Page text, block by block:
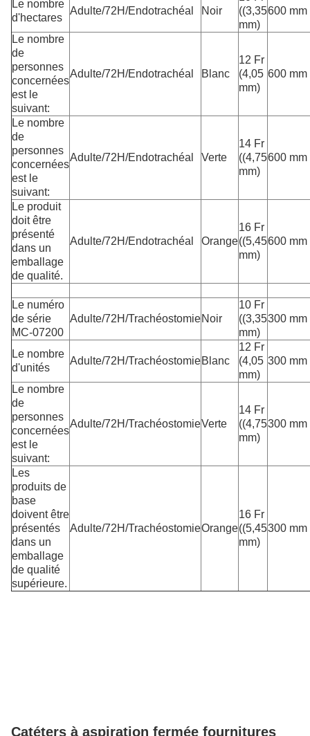
Le nombre
d'hectares
Adulte/72H/Endotrachéal Noir
((3,35
mm)
600 mm
Le nombre
de
personnes
concernées
est le
suivant:
Adulte/72H/Endotrachéal Blanc
12 Fr
(4,05
mm)
600 mm
Le nombre
de
personnes
concernées
est le
suivant:
Adulte/72H/Endotrachéal Verte
14 Fr
((4,75
mm)
600 mm
Le produit
doit être
présenté
dans un
emballage
de qualité.
Adulte/72H/Endotrachéal Orange
16 Fr
((5,45
mm)
600 mm
Le numéro
de série
MC-07200
Adulte/72H/TrachéostomieNoir
10 Fr
((3,35
mm)
300 mm
Le nombre
d'unités
Adulte/72H/TrachéostomieBlanc
12 Fr
(4,05
mm)
300 mm
Le nombre
de
personnes
concernées
est le
suivant:
Adulte/72H/TrachéostomieVerte
14 Fr
((4,75
mm)
300 mm
Les
produits de
base
doivent être
présentés
dans un
emballage
de qualité
supérieure.
Adulte/72H/TrachéostomieOrange
16 Fr
((5,45
mm)
300 mm
Catéters à aspiration fermée fournitures